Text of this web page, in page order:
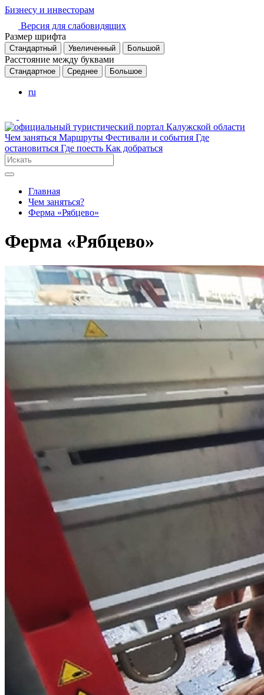
Бизнесу и инвесторам
Версия для слабовидящих
Размер шрифта
Стандартный Увеличенный Большой
Расстояние между буквами
Стандартное Среднее Большое
ru
Чем заняться Маршруты Фестивали и события Где
остановиться Где поесть Как добраться
Главная
Чем заняться?
Ферма «Рябцево»
Ферма «Рябцево»